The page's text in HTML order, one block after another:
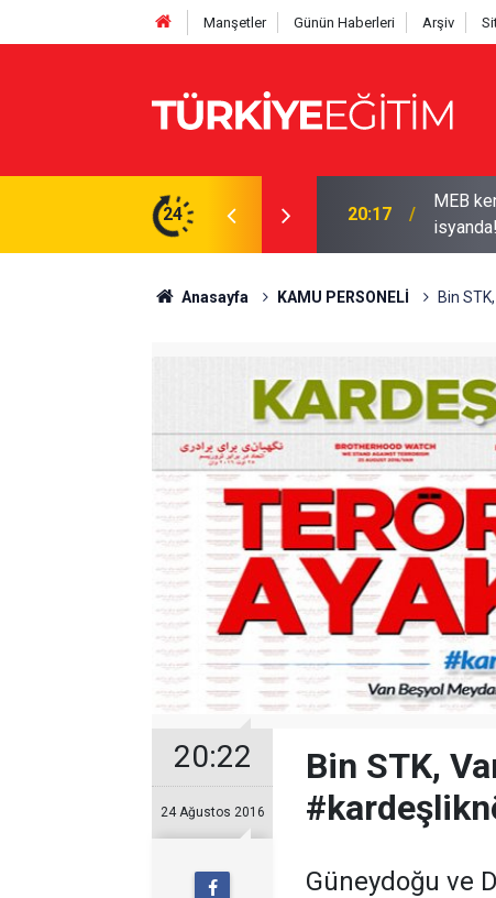
Manşetler Günün Haberleri Arşiv
24
Ödenek modülü açılmadı, Okul müdürleri
19:50 2026-
Anasayfa KAMU PERSONELİ Bin
20:22
24 Ağustos 2016
Bin STK,
Güneydoğu ve